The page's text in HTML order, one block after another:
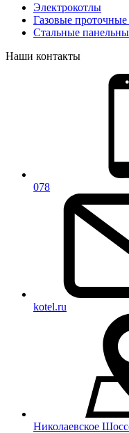
Электрокотлы
Газовые проточные
Стальные
Наши контакты
078
kotel.ru
Николаевское